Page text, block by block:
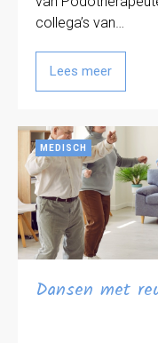
collega’s van…
Lees meer
MEDISCH
Dansen met